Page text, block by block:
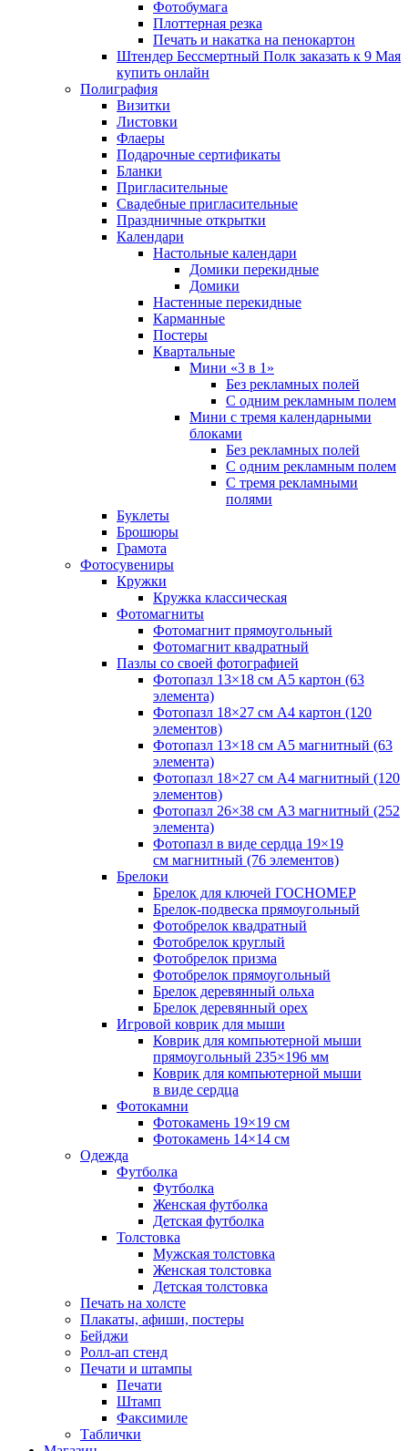
Фотобумага
Плоттерная резка
Печать и накатка на пенокартон
Штендер Бессмертный Полк заказать к 9 Мая
купить онлайн
Полиграфия
Визитки
Листовки
Флаеры
Подарочные сертификаты
Бланки
Пригласительные
Свадебные пригласительные
Праздничные открытки
Календари
Настольные календари
Домики перекидные
Домики
Настенные перекидные
Карманные
Постеры
Квартальные
Мини «3 в 1»
Без рекламных полей
С одним рекламным полем
Мини с тремя календарными
блоками
Без рекламных полей
С одним рекламным полем
С тремя рекламными
полями
Буклеты
Брошюры
Грамота
Фотосувениры
Кружки
Кружка классическая
Фотомагниты
Фотомагнит прямоугольный
Фотомагнит квадратный
Пазлы со своей фотографией
Фотопазл 13×18 см А5 картон (63
элемента)
Фотопазл 18×27 см А4 картон (120
элементов)
Фотопазл 13×18 см А5 магнитный (63
элемента)
Фотопазл 18×27 см А4 магнитный (120
элементов)
Фотопазл 26×38 см А3 магнитный (252
элемента)
Фотопазл в виде сердца 19×19
см магнитный (76 элементов)
Брелоки
Брелок для ключей ГОСНОМЕР
Брелок-подвеска прямоугольный
Фотобрелок квадратный
Фотобрелок круглый
Фотобрелок призма
Фотобрелок прямоугольный
Брелок деревянный ольха
Брелок деревянный орех
Игровой коврик для мыши
Коврик для компьютерной мыши
прямоугольный 235×196 мм
Коврик для компьютерной мыши
в виде сердца
Фотокамни
Фотокамень 19×19 см
Фотокамень 14×14 см
Одежда
Футболка
Футболка
Женская футболка
Детская футболка
Толстовка
Мужская толстовка
Женская толстовка
Детская толстовка
Печать на холсте
Плакаты, афиши, постеры
Бейджи
Ролл-ап стенд
Печати и штампы
Печати
Штамп
Факсимиле
Таблички